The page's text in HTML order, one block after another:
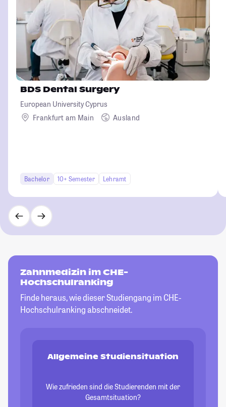
BDS Dental Surgery
European University Cyprus
Frankfurt am Main
Ausland
Bachelor 10+ Semester Lehramt
Zahnmedizin im CHE-
Hochschulranking
Finde heraus, wie dieser Studiengang im CHE-
Hochschulranking abschneidet.
Allgemeine Studiensituation
Wie zufrieden sind die Studierenden mit der
Gesamtsituation?